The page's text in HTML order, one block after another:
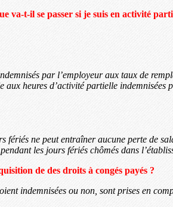
va-t-il se passer si je suis en activité
par l’employeur aux taux de
heures d’activité partielle indemnisées
fériés ne peut entraîner aucune perte de
les jours fériés chômés dans
de des droits à congés payés ?
indemnisées ou non, sont prises en